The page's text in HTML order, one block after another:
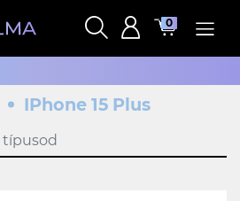
0
IPhone 15 Plus